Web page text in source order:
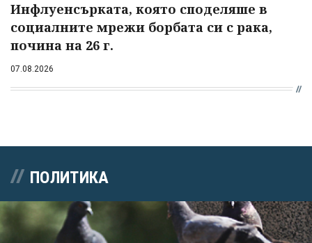
Инфлуенсърката, която споделяше в
социалните мрежи борбата си с рака,
почина на 26 г.
07.08.2026
ПОЛИТИКА